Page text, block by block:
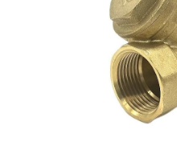
⭐ NEJLÉPE HODNOCENÉ